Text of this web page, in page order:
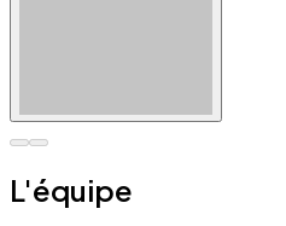
L'équipe